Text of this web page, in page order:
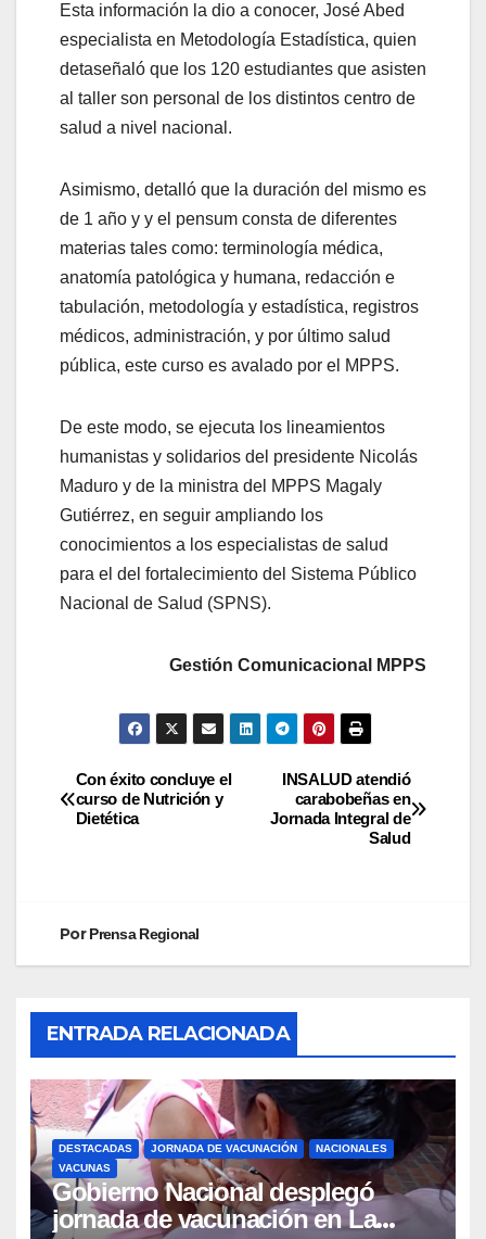
Esta información la dio a conocer, José Abed
especialista en Metodología Estadística, quien
detaseñaló que los 120 estudiantes que asisten
al taller son personal de los distintos centro de
salud a nivel nacional.
Asimismo, detalló que la duración del mismo es
de 1 año y y el pensum consta de diferentes
materias tales como: terminología médica,
anatomía patológica y humana, redacción e
tabulación, metodología y estadística, registros
médicos, administración, y por último salud
pública, este curso es avalado por el MPPS.
De este modo, se ejecuta los lineamientos
humanistas y solidarios del presidente Nicolás
Maduro y de la ministra del MPPS Magaly
Gutiérrez, en seguir ampliando los
conocimientos a los especialistas de salud
para el del fortalecimiento del Sistema Público
Nacional de Salud (SPNS).
Gestión Comunicacional MPPS
INSALUD atendió
carabobeñas en
Jornada Integral de
Salud
Con éxito concluye el
curso de Nutrición y
Dietética
PorPrensa Regional
ENTRADA RELACIONADA
DESTACADAS JORNADA DE VACUNACIÓN
NACIONALES
VACUNAS
Gobierno Nacional desplegó
jornada de vacunación en La